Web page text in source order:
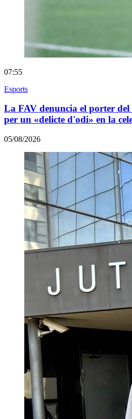
07:55
Esports
La FAV denuncia el porter
per un «delicte d'odi» en la
05/08/2026